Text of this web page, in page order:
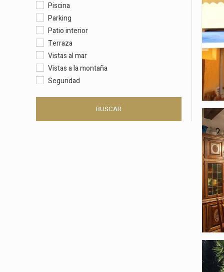
Piscina
Parking
Patio interior
Terraza
Vistas al mar
Vistas a la montaña
Seguridad
BUSCAR
Estas
en el
usuario.